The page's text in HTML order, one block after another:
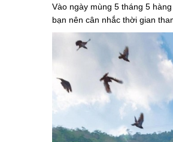
Vào ngày mùng 5 tháng 5
bạn nên cân nhắc thời gian